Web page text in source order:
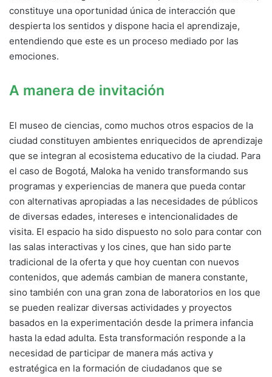
constituye una oportunidad única de interacción que
despierta los sentidos y dispone hacia el aprendizaje,
entendiendo que este es un proceso mediado por las
emociones.
A manera de invitación
El museo de ciencias, como muchos otros espacios de la
ciudad constituyen ambientes enriquecidos de aprendizaje
que se integran al ecosistema educativo de la ciudad. Para
el caso de Bogotá, Maloka ha venido transformando sus
programas y experiencias de manera que pueda contar
con alternativas apropiadas a las necesidades de públicos
de diversas edades, intereses e intencionalidades de
visita. El espacio ha sido dispuesto no solo para contar con
las salas interactivas y los cines, que han sido parte
tradicional de la oferta y que hoy cuentan con nuevos
contenidos, que además cambian de manera constante,
sino también con una gran zona de laboratorios en los que
se pueden realizar diversas actividades y proyectos
basados en la experimentación desde la primera infancia
hasta la edad adulta. Esta transformación responde a la
necesidad de participar de manera más activa y
estratégica en la formación de ciudadanos que se